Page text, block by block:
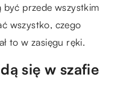
być przede wszystkim
wszystko, czego
to w zasięgu ręki.
się w szafie